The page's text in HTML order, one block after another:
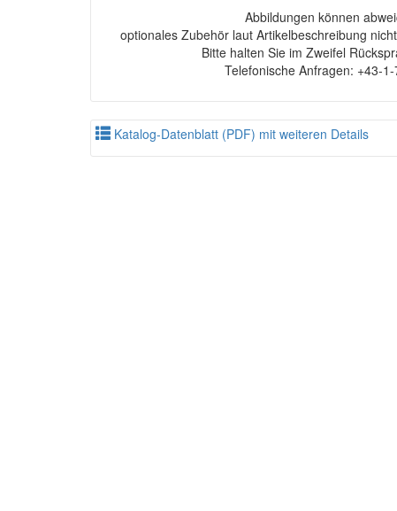
Abbildungen können
optionales Zubehör laut Artikelbeschreibung
Bitte halten Sie im Zweifel
Telefonische Anfragen: +43-1-
Katalog-Datenblatt (PDF) mit weiteren Details